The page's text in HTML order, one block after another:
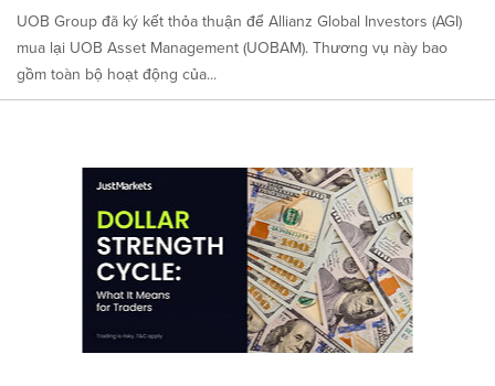
UOB Group đã ký kết thỏa thuận để Allianz Global Investors (AGI)
mua lại UOB Asset Management (UOBAM). Thương vụ này bao
gồm toàn bộ hoạt động của...